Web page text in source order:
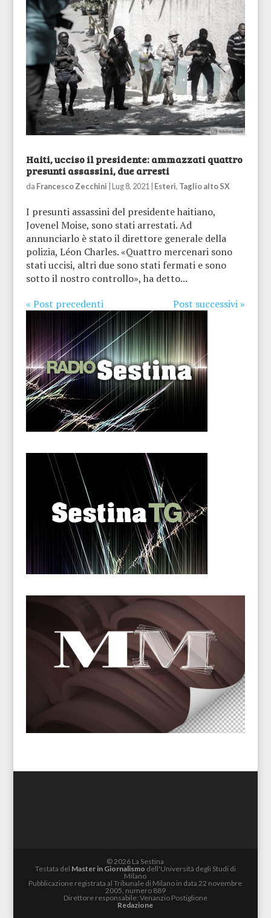
Haiti, ucciso il presidente: ammazzati quattro
presunti assassini, due arresti
da Francesco Zecchini Lug 8, 2021 Esteri, Taglio alto SX
I presunti assassini del presidente haitiano,
Jovenel Moise, sono stati arrestati. Ad
annunciarlo è stato il direttore generale della
polizia, Léon Charles. «Quattro mercenari sono
stati uccisi, altri due sono stati fermati e sono
sotto il nostro controllo», ha detto...
« Post precedenti
Post successivi »
© 2026 La Sestina
Testata del Master in Giornalismo dell'Università degli Studi di
Milano
Pubblicazione registrata al Tribunale di Milano in data 22 novembre
2005, numero 889
Direttore responsabile: Venanzio Postiglione
Redazione